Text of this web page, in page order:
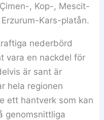
, Kop-, Mescit-
Kars-platån.
nederbörd
vara en nackdel för
är sant är
hela regionen
ett hantverk som kan
genomsnittliga